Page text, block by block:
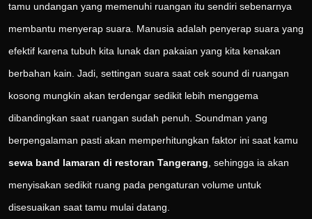
tamu undangan yang memenuhi ruangan itu sendiri sebenarnya
membantu menyerap suara. Manusia adalah penyerap suara yang
efektif karena tubuh kita lunak dan pakaian yang kita kenakan
berbahan kain. Jadi, settingan suara saat cek sound di ruangan
kosong mungkin akan terdengar sedikit lebih menggema
dibandingkan saat ruangan sudah penuh. Soundman yang
berpengalaman pasti akan memperhitungkan faktor ini saat kamu
sewa band lamaran di restoran Tangerang , sehingga ia akan
menyisakan sedikit ruang pada pengaturan volume untuk
disesuaikan saat tamu mulai datang.